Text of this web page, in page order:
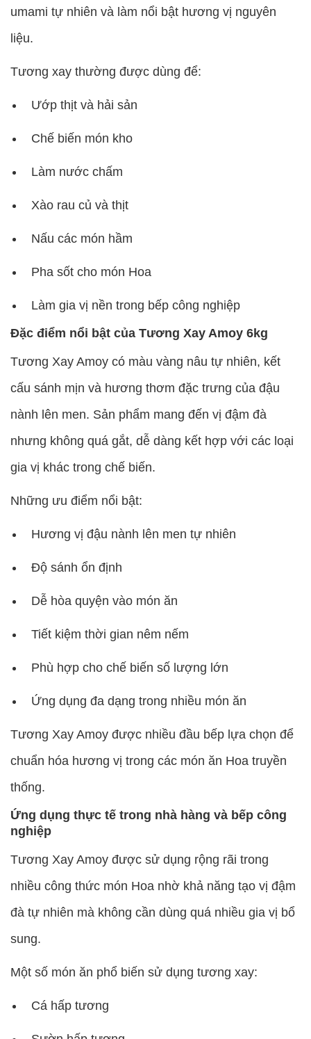
umami tự nhiên và làm nổi bật hương vị nguyên
liệu.
Tương xay thường được dùng để:
Ướp thịt và hải sản
Chế biến món kho
Làm nước chấm
Xào rau củ và thịt
Nấu các món hầm
Pha sốt cho món Hoa
Làm gia vị nền trong bếp công nghiệp
Đặc điểm nổi bật của Tương Xay Amoy 6kg
Tương Xay Amoy có màu vàng nâu tự nhiên, kết
cấu sánh mịn và hương thơm đặc trưng của đậu
nành lên men. Sản phẩm mang đến vị đậm đà
nhưng không quá gắt, dễ dàng kết hợp với các loại
gia vị khác trong chế biến.
Những ưu điểm nổi bật:
Hương vị đậu nành lên men tự nhiên
Độ sánh ổn định
Dễ hòa quyện vào món ăn
Tiết kiệm thời gian nêm nếm
Phù hợp cho chế biến số lượng lớn
Ứng dụng đa dạng trong nhiều món ăn
Tương Xay Amoy được nhiều đầu bếp lựa chọn để
chuẩn hóa hương vị trong các món ăn Hoa truyền
thống.
Ứng dụng thực tế trong nhà hàng và bếp công
nghiệp
Tương Xay Amoy được sử dụng rộng rãi trong
nhiều công thức món Hoa nhờ khả năng tạo vị đậm
đà tự nhiên mà không cần dùng quá nhiều gia vị bổ
sung.
Một số món ăn phổ biến sử dụng tương xay:
Cá hấp tương